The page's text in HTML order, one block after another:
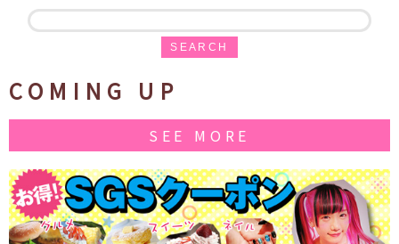
SEARCH
COMING UP
SEE MORE